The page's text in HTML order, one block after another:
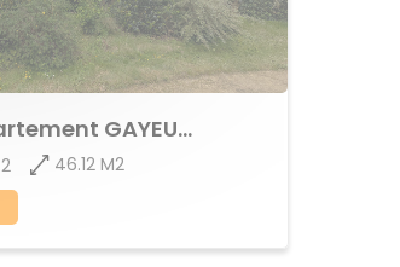
Achat Appartement GAYEULLES
2 46.12 M2